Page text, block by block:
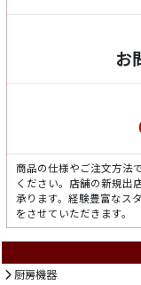
お
商品の仕様やご注文方法
ください。店舗の新規出
承ります。経験豊富なス
をさせていただきます。
厨房機器